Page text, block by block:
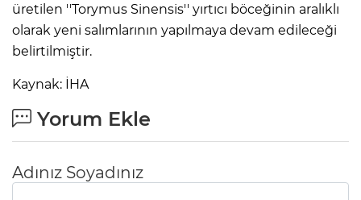
üretilen ''Torymus Sinensis'' yırtıcı böceğinin aralıklı
olarak yeni salımlarının yapılmaya devam edileceği
belirtilmiştir.
Kaynak: İHA
Yorum Ekle
Adınız Soyadınız